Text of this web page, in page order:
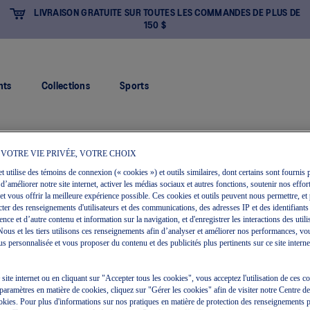
LIVRAISON GRATUITE SUR TOUTES LES COMMANDES DE PLUS DE
150 $
Collections Sports
VIE PRIVÉE, VOTRE CHOIX
utilise des témoins de connexion (« cookies ») et outils similaires, dont certains sont fournis
notre site internet, activer les médias sociaux et autres fonctions, soutenir nos
vous offrir la meilleure expérience possible. Ces cookies et outils peuvent nous permettre, et
des renseignements d'utilisateurs et des communications, des adresses IP et des
et d’autre contenu et information sur la navigation, et d'enregistrer les interactions des
et les tiers utilisons ces renseignements afin d’analyser et améliorer nos performances,
personnalisée et vous proposer du contenu et des publicités plus pertinents sur ce site
internet ou en cliquant sur "Accepter tous les cookies", vous acceptez l'utilisation de ces
en matière de cookies, cliquez sur "Gérer les cookies" afin de visiter notre Centre
Pour plus d'informations sur nos pratiques en matière de protection des renseignements